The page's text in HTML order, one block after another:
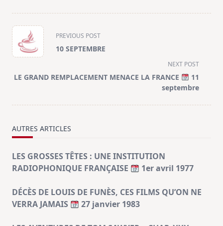
<span
class="nav-
subtitle
reader-
PREVIOUS POST
10 SEPTEMBRE
NEXT POST
LE GRAND REMPLACEMENT MENACE LA FRANCE
11
septembre
AUTRES ARTICLES
LES GROSSES TÊTES : UNE INSTITUTION
RADIOPHONIQUE FRANÇAISE
1er avril 1977
DÉCÈS DE LOUIS DE FUNÈS, CES FILMS QU’ON NE
VERRA JAMAIS
27 janvier 1983